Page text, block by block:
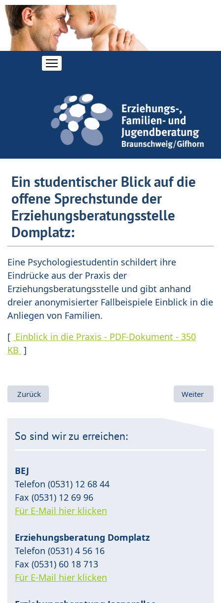
Ein studentischer Blick auf die
offene Sprechstunde der
Erziehungsberatungsstelle
Domplatz:
Eine Psychologiestudentin schildert ihre
Eindrücke aus der Praxis der
Erziehungsberatungsstelle und gibt anhand
dreier anonymisierter Fallbeispiele Einblick in die
Anliegen von Familien.
[ Einblick in die Praxis - PDF-Dokument - 350
KB ]
Vorheriger Beitrag: Nächster Kurs „Kinder im Blick“: ab
Zurück Nächster
Weiter
So sind wir zu erreichen:
BEJ
Telefon (0531) 12 68 44
Fax (0531) 12 69 96
Für E-Mail hier klicken
Erziehungsberatung Domplatz
Telefon (0531) 4 56 16
Fax (0531) 60 18 713
Für E-Mail hier klicken